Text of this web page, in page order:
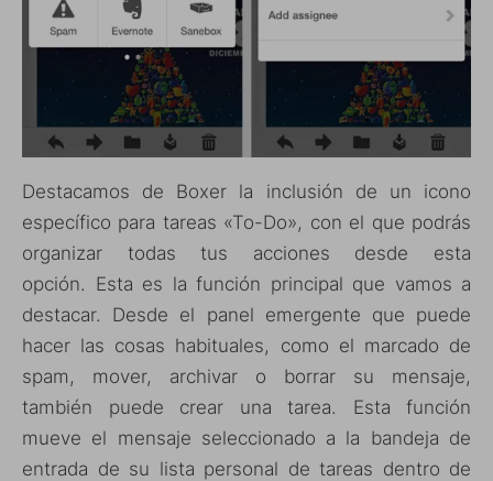
Destacamos de Boxer la inclusión de un icono
específico para tareas «To-Do», con el que podrás
organizar todas tus acciones desde esta
opción. Esta es la función principal que vamos a
destacar. Desde el panel emergente que puede
hacer las cosas habituales, como el marcado de
spam, mover, archivar o borrar su mensaje,
también puede crear una tarea. Esta función
mueve el mensaje seleccionado a la bandeja de
entrada de su lista personal de tareas dentro de